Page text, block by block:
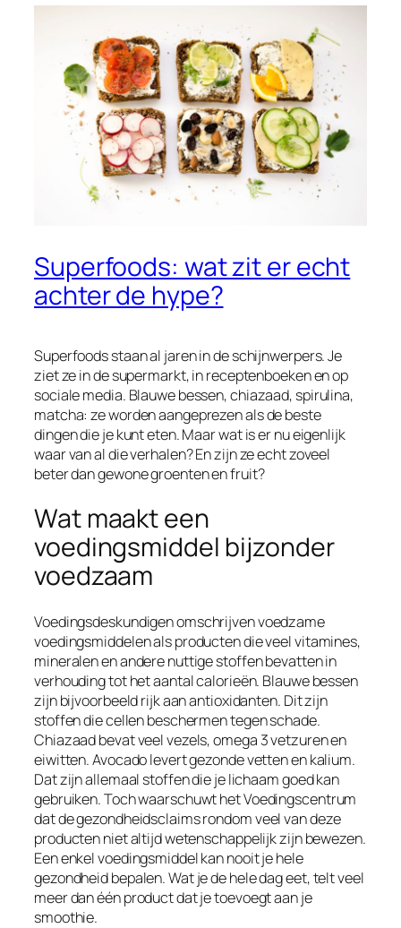
Superfoods: wat zit er echt
achter de hype?
Superfoods staan al jaren in de schijnwerpers. Je
ziet ze in de supermarkt, in receptenboeken en op
sociale media. Blauwe bessen, chiazaad, spirulina,
matcha: ze worden aangeprezen als de beste
dingen die je kunt eten. Maar wat is er nu eigenlijk
waar van al die verhalen? En zijn ze echt zoveel
beter dan gewone groenten en fruit?
Wat maakt een
voedingsmiddel bijzonder
voedzaam
Voedingsdeskundigen omschrijven voedzame
voedingsmiddelen als producten die veel vitamines,
mineralen en andere nuttige stoffen bevatten in
verhouding tot het aantal calorieën. Blauwe bessen
zijn bijvoorbeeld rijk aan antioxidanten. Dit zijn
stoffen die cellen beschermen tegen schade.
Chiazaad bevat veel vezels, omega 3 vetzuren en
eiwitten. Avocado levert gezonde vetten en kalium.
Dat zijn allemaal stoffen die je lichaam goed kan
gebruiken. Toch waarschuwt het Voedingscentrum
dat de gezondheidsclaims rondom veel van deze
producten niet altijd wetenschappelijk zijn bewezen.
Een enkel voedingsmiddel kan nooit je hele
gezondheid bepalen. Wat je de hele dag eet, telt veel
meer dan één product dat je toevoegt aan je
smoothie.